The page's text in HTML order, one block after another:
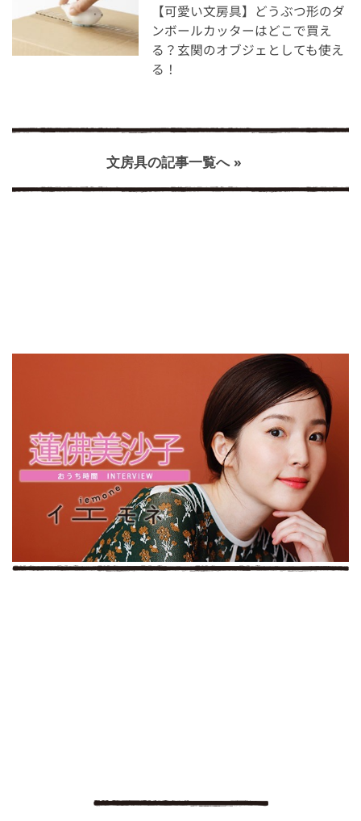
【可愛い文房具】どうぶつ形のダ
ンボールカッターはどこで買え
る？玄関のオブジェとしても使え
る！
文房具の記事一覧へ »